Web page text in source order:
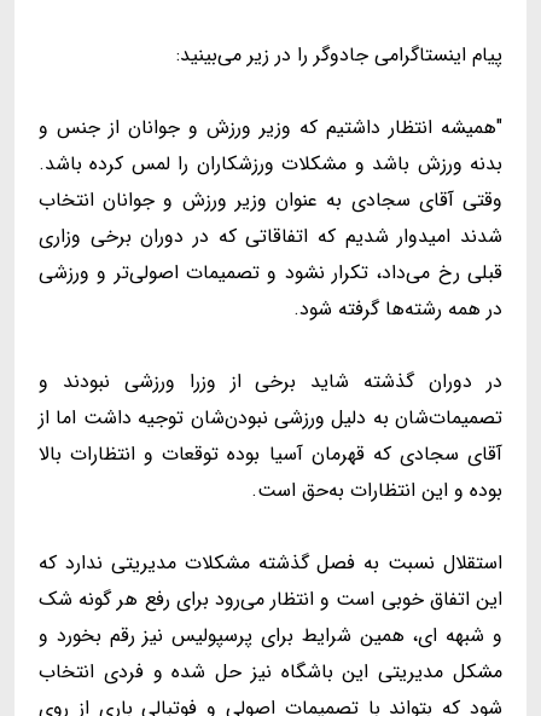
پیام اینستاگرامی جادوگر را در زیر می‌بینید:
"همیشه انتظار داشتیم که وزیر ورزش و جوانان از جنس و
بدنه ورزش باشد و مشکلات ورزشکاران را لمس کرده باشد.
وقتی آقای سجادی به عنوان وزیر ورزش و جوانان انتخاب
شدند امیدوار شدیم که اتفاقاتی که در دوران برخی وزاری
قبلی رخ می‌داد، تکرار نشود و تصمیمات اصولی‌تر و ورزشی‌
در همه رشته‌ها گرفته شود.
در دوران گذشته شاید برخی از وزرا ورزشی نبودند و
تصمیمات‌شان به دلیل ورزشی‌ نبودن‌شان توجیه داشت اما از
آقای سجادی که قهرمان آسیا بوده توقعات و انتظارات بالا
بوده و این انتظارات به‌حق است.
استقلال نسبت به فصل گذشته مشکلات مدیریتی ندارد که
این اتفاق خوبی است و انتظار می‌رود براى رفع هر گونه شک
و شبهه اى، همین شرایط برای پرسپولیس نیز رقم بخورد و
مشکل مدیریتی این باشگاه نیز حل شده و فردی انتخاب
شود که بتواند با تصمیمات اصولی و فوتبالی باری از روی